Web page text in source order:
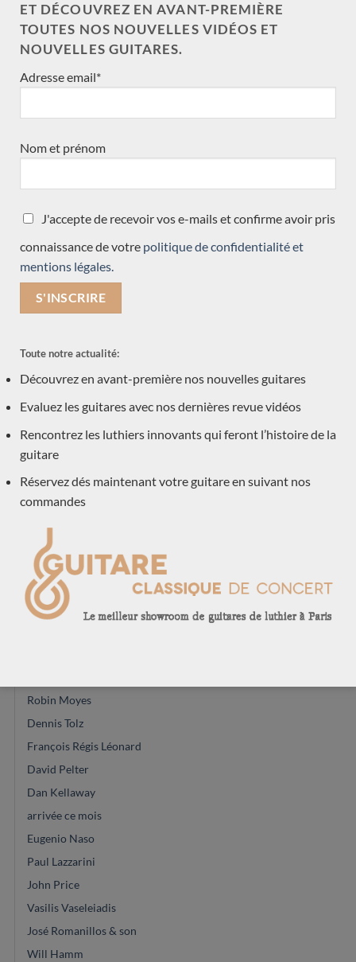
NOS CATÉGORIES DE GUITARE
Double-table
en commande (7)
Traditionnelle (30)
Toutes les guitares
toutes les guitares test slider
Acoustique
Occasions
Luthiers (601)
Claudia d'Ammassa
Richard E Bruné
Jim Redgate
Robin Moyes
Dennis Tolz
François Régis Léonard
David Pelter
Dan Kellaway
arrivée ce mois
Eugenio Naso
Paul Lazzarini
John Price
Vasilis Vaseleiadis
José Romanillos & son
Will Hamm
ET DÉCOUVREZ EN AVANT-PREMIÈRE
TOUTES NOS NOUVELLES VIDÉOS ET
NOUVELLES GUITARES.
Adresse email*
Nom et prénom
J'accepte de recevoir vos e-mails et confirme avoir pris
connaissance de votre politique de confidentialité et
mentions légales.
Toute notre actualité:
Découvrez en avant-première nos nouvelles guitares
Evaluez les guitares avec nos dernières revue vidéos
Rencontrez les luthiers innovants qui feront l’histoire de la
guitare
Réservez dés maintenant votre guitare en suivant nos
commandes